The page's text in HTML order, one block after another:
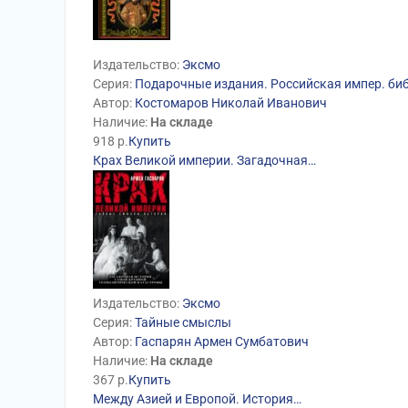
Издательство: Эксмо
Серия: Подарочные издания. Российская импер.
Автор: Костомаров Николай Иванович
Наличие: На складе
918 р.Купить
Крах Великой империи. Загадочная…
Издательство: Эксмо
Серия:Тайные смыслы
Автор: Гаспарян Армен Сумбатович
Наличие: На складе
367 р.Купить
Между Азией и Европой. История…